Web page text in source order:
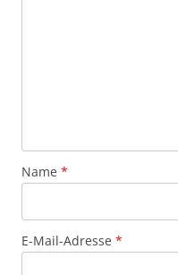
Name *
E-Mail-Adresse *